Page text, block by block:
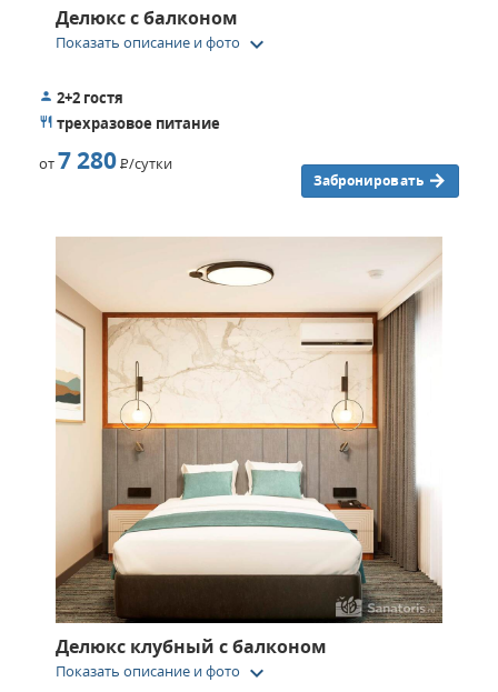
Делюкс с балконом
Показать описание и фото keyboard_arrow_down
2+2 гостя
трехразовое питание
от7 280Р/сутки
Забронировать
Делюкс клубный с балконом
Показать описание и фото keyboard_arrow_down